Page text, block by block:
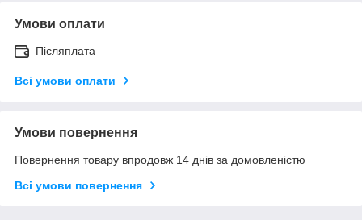
Умови оплати
Післяплата
Всі умови оплати
Умови повернення
Повернення товару впродовж 14 днів за домовленістю
Всі умови повернення